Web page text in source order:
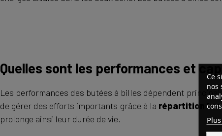
Quelles sont les performances et
Les performances des butées à billes dépendent
de gérer des efforts importants grâce à la répartition
prolonge ainsi leur durée de vie.
Ce
nos